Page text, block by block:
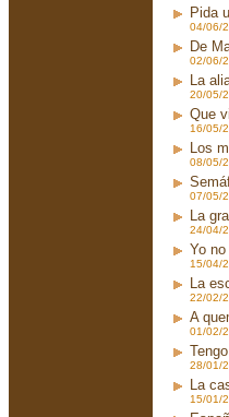
Pida
04/06/
De
02/06/
La
20/05/
Que
16/05/
Los
08/05/
07/05/
La
24/04/
Yo
15/04/
La
22/02/
A
01/02/
28/01/
La
15/01/